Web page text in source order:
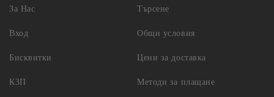
За Нас
Вход
Търсене
Общи условия
Бисквитки
КЗП
Цени за доставка
Методи за плащане